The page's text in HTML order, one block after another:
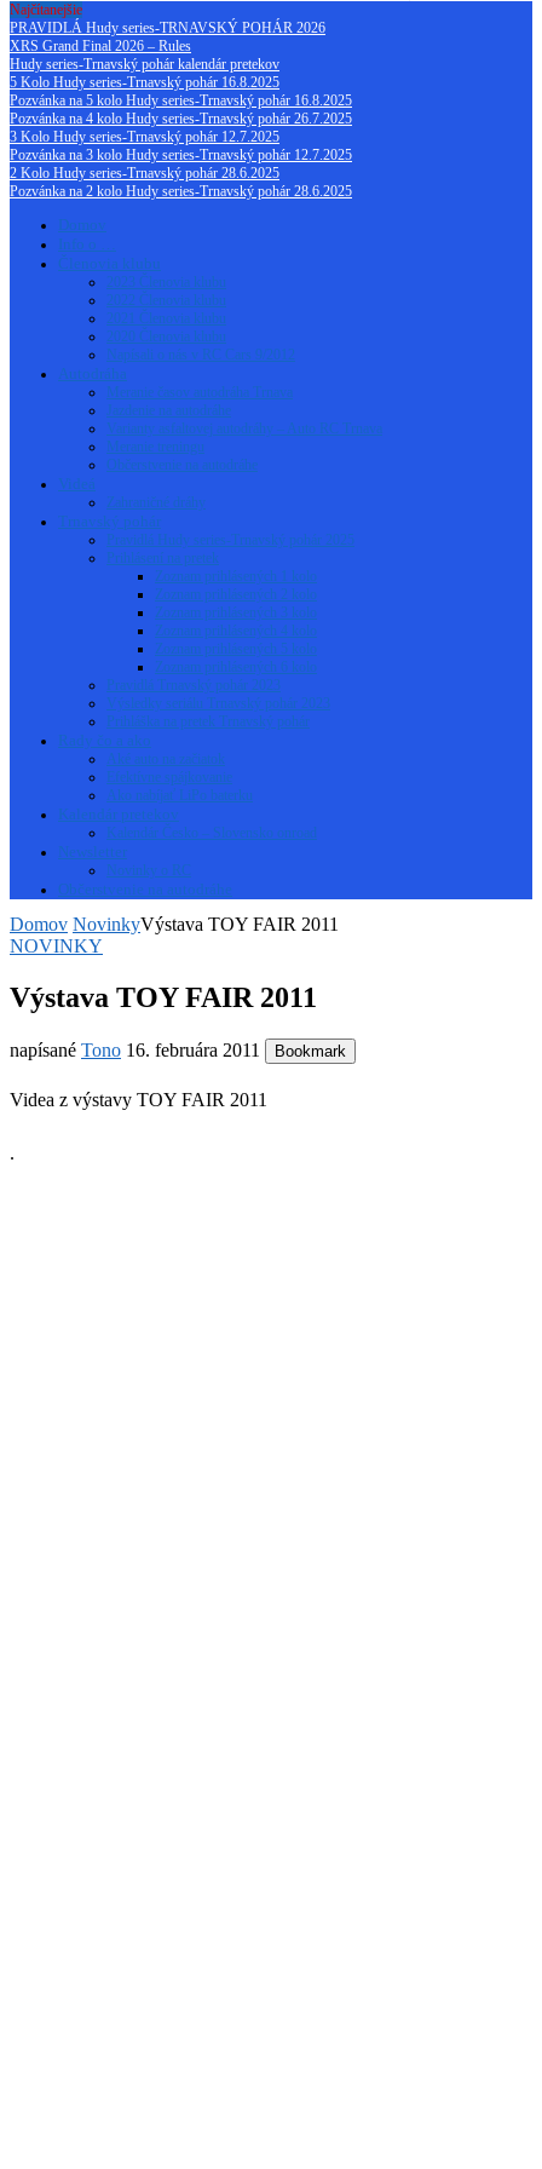
Najčítanejšie
PRAVIDLÁ Hudy series-TRNAVSKÝ POHÁR 2026
XRS Grand Final 2026 – Rules
Hudy series-Trnavský pohár kalendár pretekov
5 Kolo Hudy series-Trnavský pohár 16.8.2025
Pozvánka na 5 kolo Hudy series-Trnavský pohár 16.8.2025
Pozvánka na 4 kolo Hudy series-Trnavský pohár 26.7.2025
3 Kolo Hudy series-Trnavský pohár 12.7.2025
Pozvánka na 3 kolo Hudy series-Trnavský pohár 12.7.2025
2 Kolo Hudy series-Trnavský pohár 28.6.2025
Pozvánka na 2 kolo Hudy series-Trnavský pohár 28.6.2025
Domov
Info o …
Členovia klubu
2023 Členovia klubu
2022 Členovia klubu
2021 Členovia klubu
2020 Členovia klubu
Napísali o nás v RC Cars 9/2012
Autodráha
Meranie časov autodráha Trnava
Jazdenie na autodráhe
Varianty asfaltovej autodráhy – Auto RC Trnava
Meranie treningu
Občerstvenie na autodráhe
Videá
Zahraničné dráhy
Trnavský pohár
Pravidlá Hudy series-Trnavský pohár 2025
Prihlásení na pretek
Zoznam prihlásených 1 kolo
Zoznam prihlásených 2 kolo
Zoznam prihlásených 3 kolo
Zoznam prihlásených 4 kolo
Zoznam prihlásených 5 kolo
Zoznam prihlásených 6 kolo
Pravidlá Trnavský pohár 2023
Výsledky seriálu Trnavský pohár 2023
Prihláška na pretek Trnavský pohár
Rady čo a ako
Aké auto na začiatok
Efektívne spájkovanie
Ako nabíjať LiPo baterku
Kalendár pretekov
Kalendár Česko – Slovensko onroad
Newsletter
Novinky o RC
Občerstvenie na autodráhe
Domov NovinkyVýstava TOY FAIR 2011
NOVINKY
Výstava TOY FAIR 2011
napísané Tono 16. februára 2011 Bookmark
Videa z výstavy TOY FAIR 2011
.